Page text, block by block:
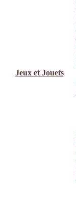
Jeux et Jouets